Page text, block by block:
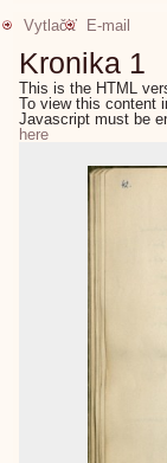
Vytlačiť
E-mail
Kronika 1
This is the HTML
To view this content
Javascript must be
here